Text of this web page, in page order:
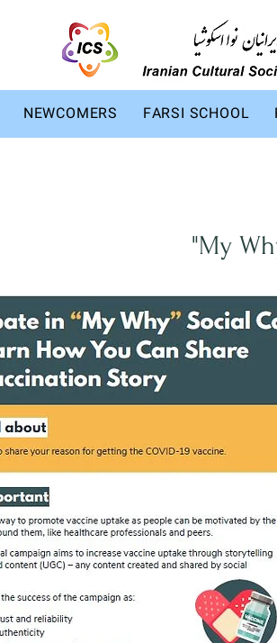
NEWCOMERS FARSI SCHOOL